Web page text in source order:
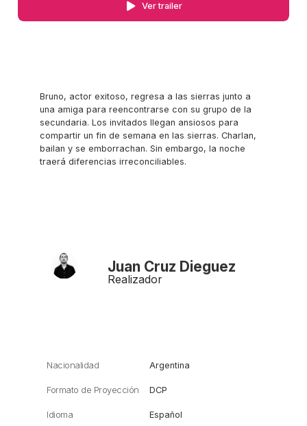
Ver trailer
Bruno, actor exitoso, regresa a las sierras junto a
una amiga para reencontrarse con su grupo de la
secundaria. Los invitados llegan ansiosos para
compartir un fin de semana en las sierras. Charlan,
bailan y se emborrachan. Sin embargo, la noche
traerá diferencias irreconciliables.
Juan Cruz Dieguez
Realizador
Nacionalidad Argentina
Formato de Proyección DCP
Idioma Español